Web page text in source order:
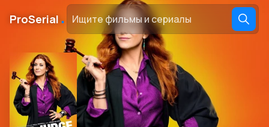
ProSerial․